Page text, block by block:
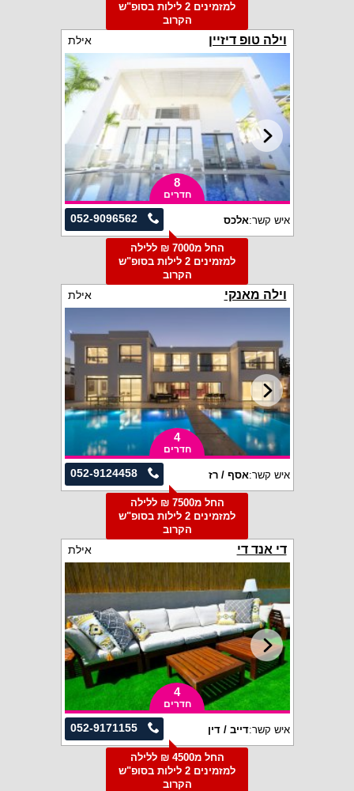
למזמינים 2 לילות בסופ"ש
הקרוב
וילה טופ דיזיין אילת
8
חדרים
052-9096562 איש קשר:אלכס
החל מ7000 ₪ ללילה
למזמינים 2 לילות בסופ"ש
הקרוב
וילה מאנקי אילת
4
חדרים
052-9124458 איש קשר:אסף / רז
החל מ7500 ₪ ללילה
למזמינים 2 לילות בסופ"ש
הקרוב
די אנד די אילת
4
חדרים
052-9171155 איש קשר:דייב / דין
החל מ4500 ₪ ללילה
למזמינים 2 לילות בסופ"ש
הקרוב